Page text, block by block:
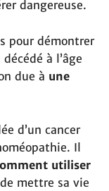
dangereuse.
pour démontrer
à l’âge
due à une
d’un cancer
Il
utiliser
mettre sa vie